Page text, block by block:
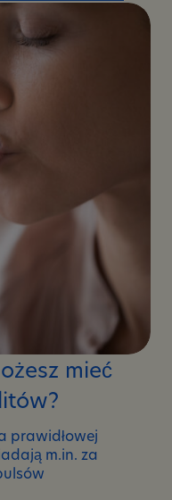
mieć
prawidłowej
m.in. za